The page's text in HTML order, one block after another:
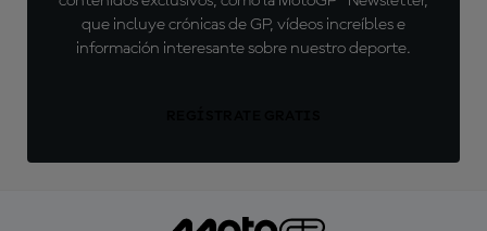
que incluye crónicas de GP, vídeos increíbles e
información interesante sobre nuestro deporte.